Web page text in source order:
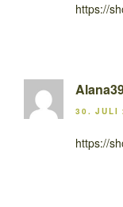
https://
30. JULI
https://